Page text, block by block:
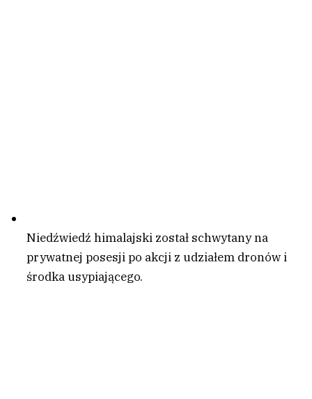
Niedźwiedź himalajski został schwytany na
prywatnej posesji po akcji z udziałem dronów i
środka usypiającego.